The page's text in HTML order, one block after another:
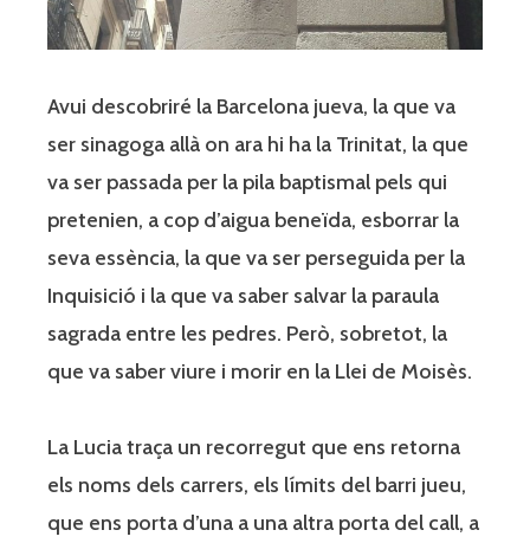
Avui descobriré la Barcelona jueva, la que va
ser sinagoga allà on ara hi ha la Trinitat, la que
va ser passada per la pila baptismal pels qui
pretenien, a cop d’aigua beneïda, esborrar la
seva essència, la que va ser perseguida per la
Inquisició i la que va saber salvar la paraula
sagrada entre les pedres. Però, sobretot, la
que va saber viure i morir en la Llei de Moisès.
La Lucia traça un recorregut que ens retorna
els noms dels carrers, els límits del barri jueu,
que ens porta d’una a una altra porta del call, a